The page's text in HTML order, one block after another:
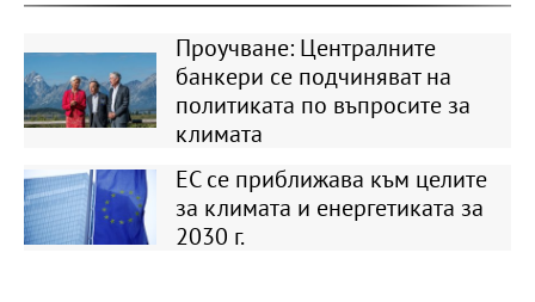
Проучване: Централните
банкери се подчиняват на
политиката по въпросите за
климата
ЕС се приближава към целите
за климата и енергетиката за
2030 г.